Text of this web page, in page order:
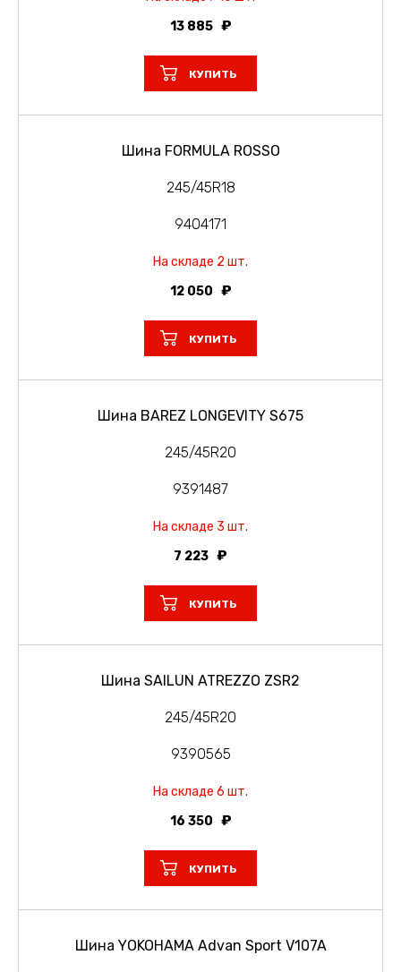
13 885
КУПИТЬ
Шина FORMULA ROSSO
245/45R18
9404171
На складе 2 шт.
12 050
КУПИТЬ
Шина BAREZ LONGEVITY S675
245/45R20
9391487
На складе 3 шт.
7 223
КУПИТЬ
Шина SAILUN ATREZZO ZSR2
245/45R20
9390565
На складе 6 шт.
16 350
КУПИТЬ
Шина YOKOHAMA Advan Sport V107A